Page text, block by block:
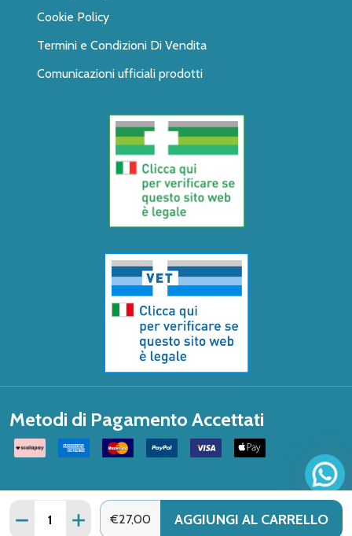
Quantità:
DIMINUISCI QUANTITÀ DI FOLAMET 30CPR 500MG
AUMENTA QUANTITÀ DI FOLAMET 30CPR
€27,00 AGGIUNGI AL CARRELLO
Cookie Policy
Termini e Condizioni Di Vendita
Comunicazioni ufficiali prodotti
Metodi di Pagamento Accettati